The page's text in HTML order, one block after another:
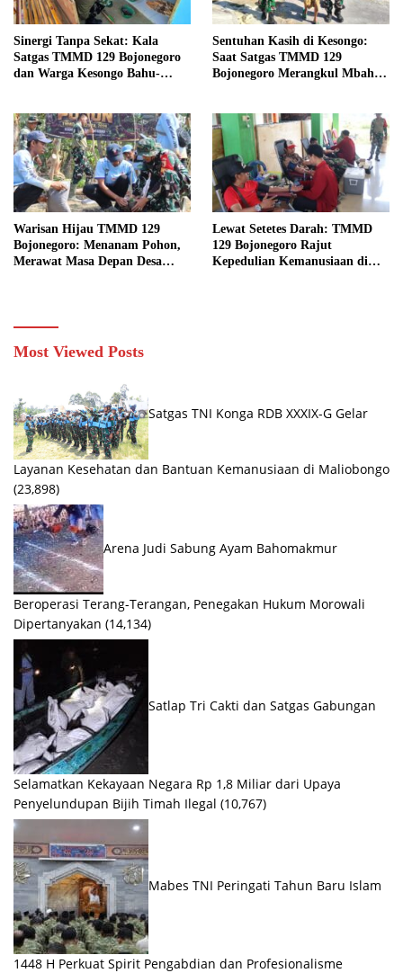
Sinergi Tanpa Sekat: Kala
Satgas TMMD 129 Bojonegoro
dan Warga Kesongo Bahu-
Sentuhan Kasih di Kesongo:
Saat Satgas TMMD 129
Bojonegoro Merangkul Mbah
Warisan Hijau TMMD 129
Bojonegoro: Menanam Pohon,
Merawat Masa Depan Desa
Lewat Setetes Darah: TMMD
129 Bojonegoro Rajut
Kepedulian Kemanusiaan di
Most Viewed Posts
Satgas TNI Konga RDB XXXIX-G Gelar
Layanan Kesehatan dan Bantuan Kemanusiaan di Maliobongo
(23,898)
Arena Judi Sabung Ayam Bahomakmur
Beroperasi Terang-Terangan, Penegakan Hukum Morowali
Dipertanyakan (14,134)
Satlap Tri Cakti dan Satgas Gabungan
Selamatkan Kekayaan Negara Rp 1,8 Miliar dari Upaya
Penyelundupan Bijih Timah Ilegal (10,767)
Mabes TNI Peringati Tahun Baru Islam
1448 H Perkuat Spirit Pengabdian dan Profesionalisme